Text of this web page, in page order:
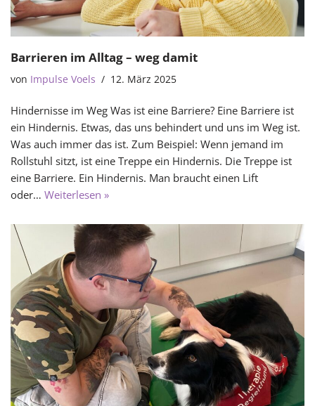
Barrieren im Alltag – weg damit
von Impulse Voels 12. März 2025
Hindernisse im Weg Was ist eine Barriere? Eine Barriere ist
ein Hindernis. Etwas, das uns behindert und uns im Weg ist.
Was auch immer das ist. Zum Beispiel: Wenn jemand im
Rollstuhl sitzt, ist eine Treppe ein Hindernis. Die Treppe ist
eine Barriere. Ein Hindernis. Man braucht einen Lift
oder… Weiterlesen »